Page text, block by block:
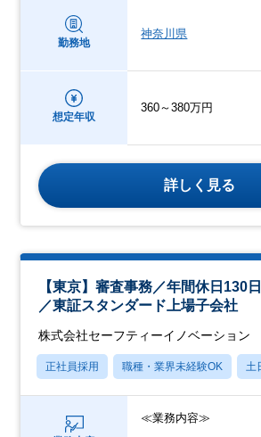
勤務地
神奈川県
想定年収
360～380万円
詳しく見る
【東京】審査事務／年間休日130
／東証スタンダード上場子会社
株式会社セーフティーイノベーション
正社員採用 職種・業界未経験OK 土
≪業務内容≫